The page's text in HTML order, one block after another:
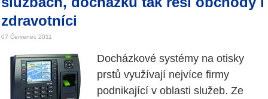
zdravotníci
07 Červenec 2011
Docházkové systémy na otisky
prstů využívají nejvíce firmy
podnikající v oblasti služeb. Ze